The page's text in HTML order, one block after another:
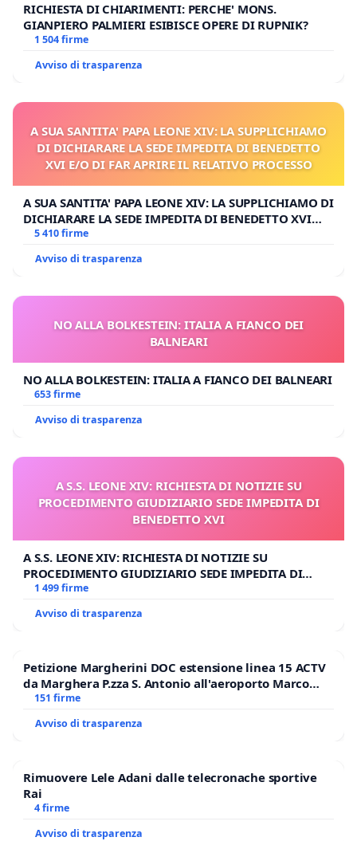
RICHIESTA DI CHIARIMENTI: PERCHE' MONS.
GIANPIERO PALMIERI ESIBISCE OPERE DI RUPNIK?
1 504 firme
Avviso di trasparenza
A SUA SANTITA' PAPA LEONE XIV: LA SUPPLICHIAMO
DI DICHIARARE LA SEDE IMPEDITA DI BENEDETTO
XVI E/O DI FAR APRIRE IL RELATIVO PROCESSO
A SUA SANTITA' PAPA LEONE XIV: LA SUPPLICHIAMO DI
DICHIARARE LA SEDE IMPEDITA DI BENEDETTO XVI
E/O DI FAR APRIRE IL RELATIVO PROCESSO
5 410 firme
Avviso di trasparenza
NO ALLA BOLKESTEIN: ITALIA A FIANCO DEI
BALNEARI
NO ALLA BOLKESTEIN: ITALIA A FIANCO DEI BALNEARI
653 firme
Avviso di trasparenza
A S.S. LEONE XIV: RICHIESTA DI NOTIZIE SU
PROCEDIMENTO GIUDIZIARIO SEDE IMPEDITA DI
BENEDETTO XVI
A S.S. LEONE XIV: RICHIESTA DI NOTIZIE SU
PROCEDIMENTO GIUDIZIARIO SEDE IMPEDITA DI
BENEDETTO XVI
1 499 firme
Avviso di trasparenza
Petizione Margherini DOC estensione linea 15 ACTV
da Marghera P.zza S. Antonio all'aeroporto Marco
Polo tariffa a € 1,50
151 firme
Avviso di trasparenza
Rimuovere Lele Adani dalle telecronache sportive
Rai
4 firme
Avviso di trasparenza